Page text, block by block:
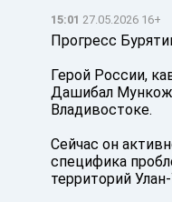
15:01 27.05.2026 16+
Прогресс
Герой России,
Дашибал
Владивостоке.
Сейчас он
специфика
территорий